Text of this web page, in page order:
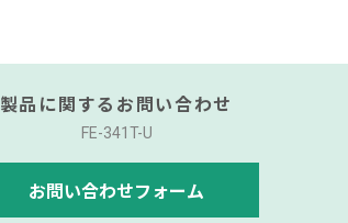
製品に関するお問い合わせ
FE-341T-U
お問い合わせフォーム